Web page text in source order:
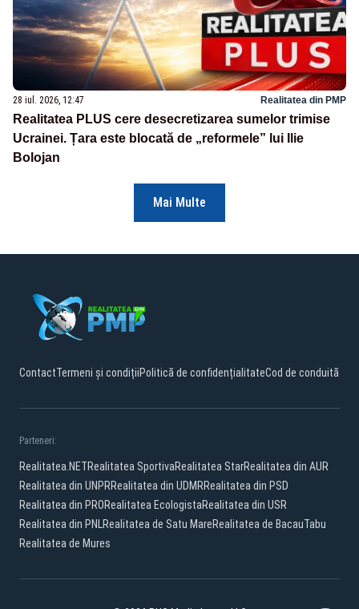
28 iul. 2026, 12:47 Realitatea din PMP
Realitatea PLUS cere desecretizarea sumelor trimise
Ucrainei. Țara este blocată de „reformele” lui Ilie
Bolojan
Mai Multe
ContactTermeni și condițiiPolitică de confidențialitateCod de conduită
Parteneri:
Realitatea.NETRealitatea SportivaRealitatea StarRealitatea din AUR
Realitatea din UNPRRealitatea din UDMRRealitatea din PSD
Realitatea din PRORealitatea EcologistaRealitatea din USR
Realitatea din PNLRealitatea de Satu MareRealitatea de BacauTabu
Realitatea de Mures